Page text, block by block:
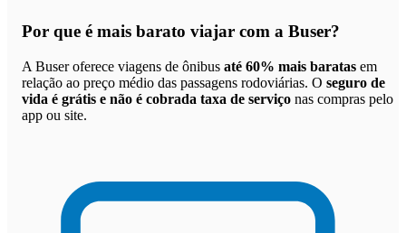
Por que é mais barato viajar com a Buser?
A Buser oferece viagens de ônibus até 60% mais baratas em
relação ao preço médio das passagens rodoviárias. O seguro de
vida é grátis e não é cobrada taxa de serviço nas compras pelo
app ou site.